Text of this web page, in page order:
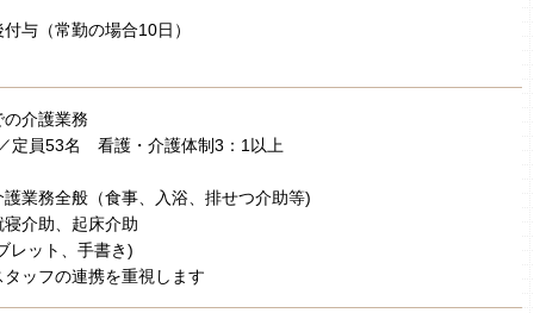
与（常勤の場合10日）
介護業務
定員53名 看護・介護体制3：1以上
業務全般（食事、入浴、排せつ介助等)
介助、起床介助
レット、手書き)
ッフの連携を重視します